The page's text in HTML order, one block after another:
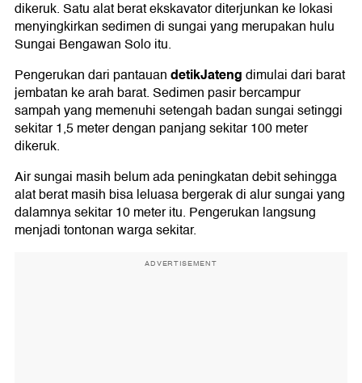
dikeruk. Satu alat berat ekskavator diterjunkan ke lokasi
menyingkirkan sedimen di sungai yang merupakan hulu
Sungai Bengawan Solo itu.
Pengerukan dari pantauandetikJatengdimulai dari barat
jembatan ke arah barat. Sedimen pasir bercampur
sampah yang memenuhi setengah badan sungai setinggi
sekitar 1,5 meter dengan panjang sekitar 100 meter
dikeruk.
Air sungai masih belum ada peningkatan debit sehingga
alat berat masih bisa leluasa bergerak di alur sungai yang
dalamnya sekitar 10 meter itu. Pengerukan langsung
menjadi tontonan warga sekitar.
ADVERTISEMENT